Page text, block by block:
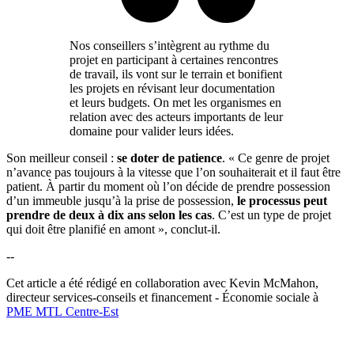
Nos conseillers s’intègrent au rythme du
projet en participant à certaines rencontres
de travail, ils vont sur le terrain et bonifient
les projets en révisant leur documentation
et leurs budgets. On met les organismes en
relation avec des acteurs importants de leur
domaine pour valider leurs idées.
Son meilleur conseil : se doter de patience. « Ce genre de projet
n’avance pas toujours à la vitesse que l’on souhaiterait et il faut être
patient. À partir du moment où l’on décide de prendre possession
d’un immeuble jusqu’à la prise de possession, le processus peut
prendre de deux à dix ans selon les cas. C’est un type de projet
qui doit être planifié en amont », conclut-il.
--
Cet article a été rédigé en collaboration avec Kevin McMahon,
directeur services-conseils et financement - Économie sociale à
PME MTL Centre-Est